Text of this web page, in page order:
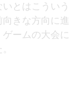
とはこういう
きな方向に進
ームの大会に